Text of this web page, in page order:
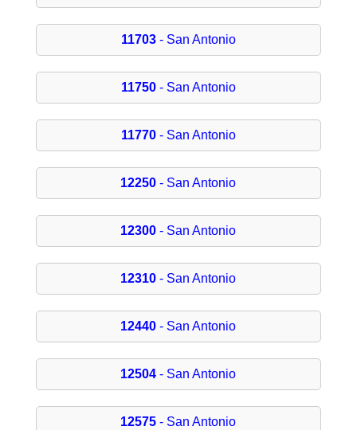
11703- San Antonio
11750- San Antonio
11770- San Antonio
12250 - San Antonio
12300 - San Antonio
12310 - San Antonio
12440 - San Antonio
12504 - San Antonio
12575 - San Antonio